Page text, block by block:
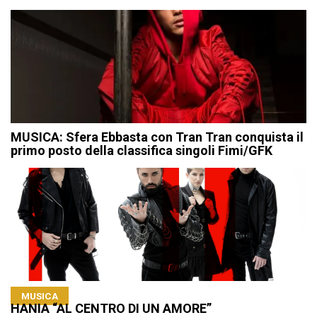
MUSICA: Sfera Ebbasta con Tran Tran conquista il
primo posto della classifica singoli Fimi/GFK
MUSICA
HANIA “AL CENTRO DI UN AMORE”